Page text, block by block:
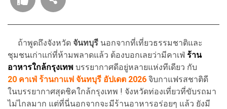
ถ้าพูดถึงจังหวัด จันทบุรี นอกจากที่เที่ยวธรรมชาติและ
ชุมชนเก่าแก่ที่ห้ามพลาดแล้ว ต้องบอกเลยว่ามีคาเฟ่ ร้าน
อาหารใกล้กรุงเทพ บรรยากาศดีอยู่หลายแห่งทีเดียว กับ
20 คาเฟ่ ร้านกาแฟ จันทบุรี อัปเดต 2026 จิบกาแฟรสชาติดี
ในบรรยากาศสุดชิคใกล้กรุงเทพ ! จังหวัดท่องเที่ยวที่ขับรถมา
ไม่ไกลมาก แต่ที่นี่นอกจากจะมีร้านอาหารอร่อยๆ แล้ว ยังมี